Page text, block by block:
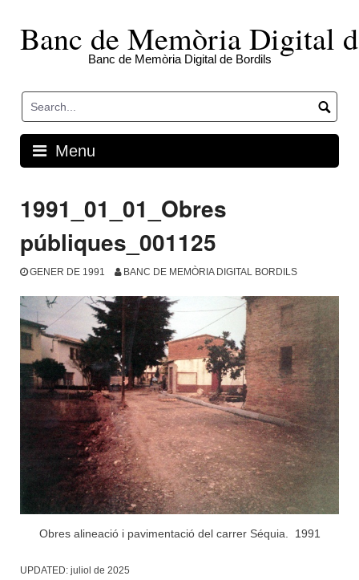
contentBanc de Memòria Digital
Banc de Memòria Digital de Bordils
Menu
1991_01_01_Obres
públiques_001125
GENER DE 1991 BANC DE MEMÒRIA DIGITAL BORDILS
Obres alineació i pavimentació del carrer Séquia. 1991
UPDATED: juliol de 2025